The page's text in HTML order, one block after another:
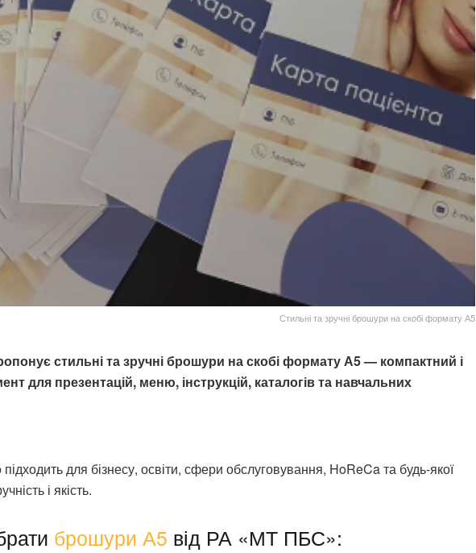
Стильні та зручні брошури на скобі формату А5
стильні та зручні брошури на скобі формату А5 — компактний і
для презентацій, меню, інструкцій, каталогів та навчальних
для бізнесу, освіти, сфери обслуговування, HoReCa та будь-якої
і якість.
брошури А5 від РА «МТ ПБС»: